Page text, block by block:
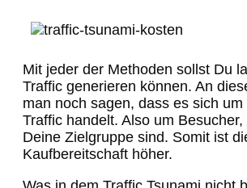
Mit jeder der Methoden sollst Du
Traffic generieren können. An
man noch sagen, dass es sich um
Traffic handelt. Also um Besucher,
Deine Zielgruppe sind. Somit ist
Kaufbereitschaft höher.